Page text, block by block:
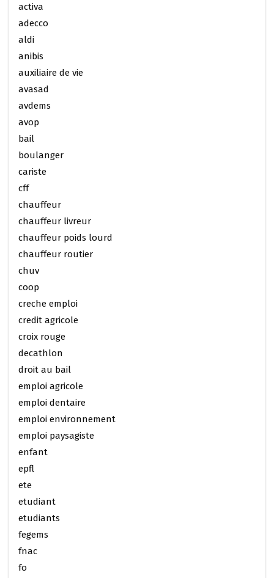
activa
adecco
aldi
anibis
auxiliaire de vie
avasad
avdems
avop
bail
boulanger
cariste
cff
chauffeur
chauffeur livreur
chauffeur poids lourd
chauffeur routier
chuv
coop
creche emploi
credit agricole
croix rouge
decathlon
droit au bail
emploi agricole
emploi dentaire
emploi environnement
emploi paysagiste
enfant
epfl
ete
etudiant
etudiants
fegems
fnac
fo